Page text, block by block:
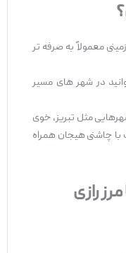
معمولاً به ‌صرفه‌ تر
در شهر های مسیر
مثل تبریز، خوی
با چاشنی هیجان همراه
رازی